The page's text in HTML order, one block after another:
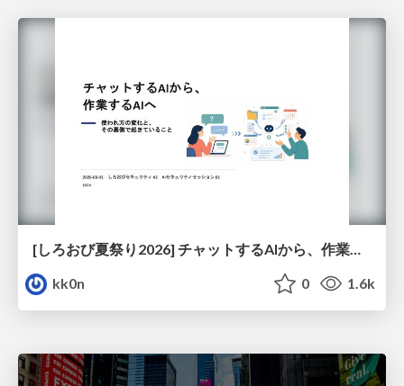
[しろおび夏祭り2026] チャットするAIから、作業するAIへ - 使われ方の変化と、その裏側で起きていること
kk0n
0 1.6k